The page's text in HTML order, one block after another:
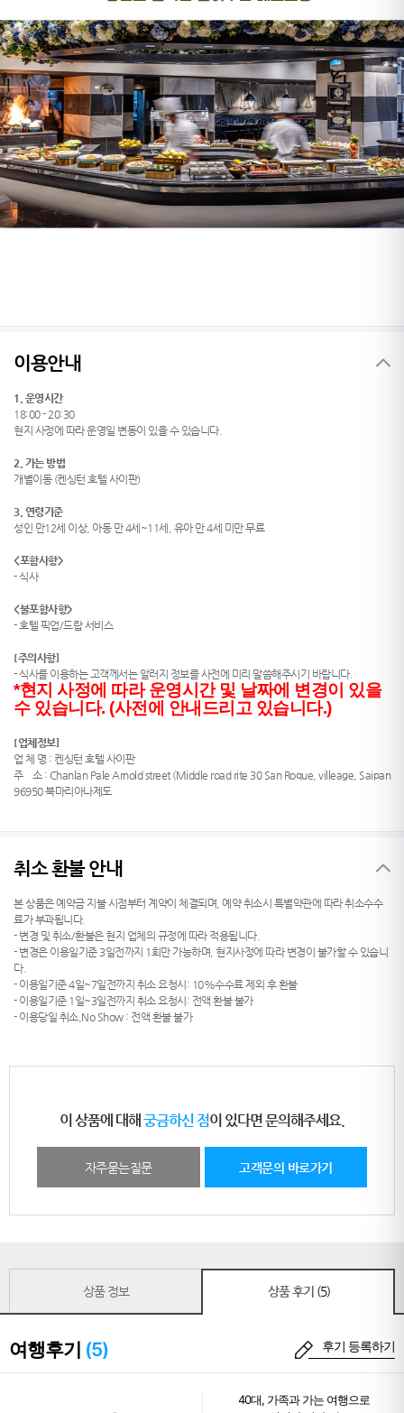
이용안내
1. 운영시간
18:00 - 20:30
현지 사정에 따라 운영일 변동이 있을 수 있습니다.
2. 가는 방법
개별이동 (켄싱턴 호텔 사이판)
3. 연령기준
성인 만12세 이상, 아동 만 4세~11세, 유아 만 4세 미만 무료
<포함사항>
- 식사
<불포함사항>
- 호텔 픽업/드랍 서비스
[주의사항]
- 식사를 이용하는 고객께서는 알러지 정보를 사전에 미리 말씀해주시기 바랍니다.
*현지 사정에 따라 운영시간 및 날짜에 변경이 있을
수 있습니다. (사전에 안내드리고 있습니다.)
[업체정보]
업 체 명 : 켄싱턴 호텔 사이판
주 소 : Chanlan Pale Arnold street (Middle road rite 30 San Roque, villeage, Saipan
96950 북마리아나제도
취소 환불 안내
본 상품은 예약금 지불 시점부터 계약이 체결되며, 예약 취소시 특별약관에 따라 취소수수
료가 부과됩니다.
- 변경 및 취소/환불은 현지 업체의 규정에 따라 적용됩니다.
- 변경은 이용일기준 3일전까지 1회만 가능하며, 현지사정에 따라 변경이 불가할 수 있습니
다.
- 이용일기준 4일~7일전까지 취소 요청시: 10%수수료 제외 후 환불
- 이용일기준 1일~3일전까지 취소 요청시: 전액 환불 불가
- 이용당일 취소,No Show : 전액 환불 불가
이 상품에 대해 궁금하신 점이 있다면 문의해주세요.
자주묻는질문 고객문의 바로가기
상품 정보 상품 후기 (5)
여행후기 (5) 후기 등록하기
40대, 가족과 가는 여행으로